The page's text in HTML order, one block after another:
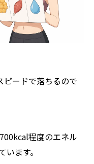
ピードで落ちるので
程度のエネル
ます。